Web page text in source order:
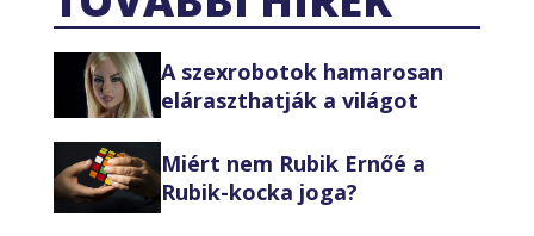
A szexrobotok hamarosan
eláraszthatják a világot
Miért nem Rubik Ernőé a
Rubik-kocka joga?